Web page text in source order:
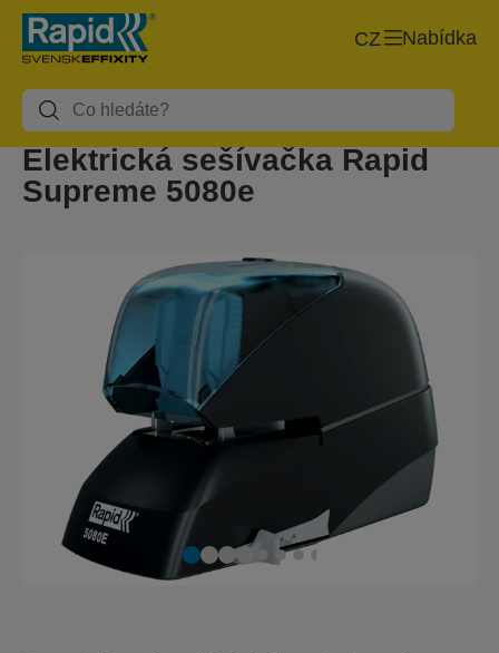
Nabídka
CZ
Elektrická sešívačka Rapid
Supreme 5080e